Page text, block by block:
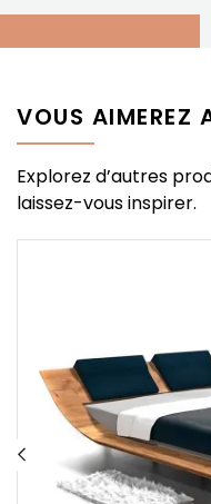
VOUS AIMEREZ
Explorez d’autres
laissez-vous inspirer.